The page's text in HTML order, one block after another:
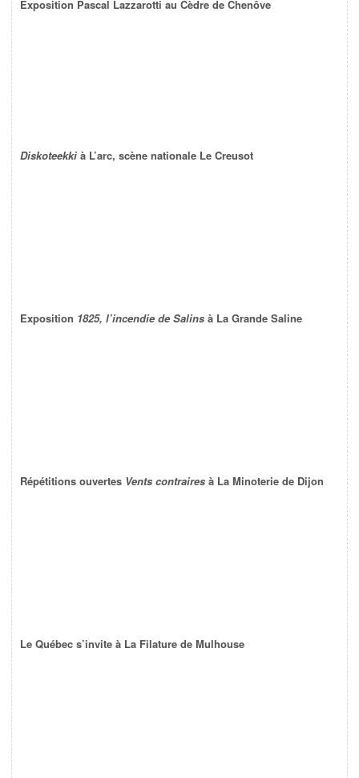
Exposition Pascal Lazzarotti au Cèdre de Chenôve
Diskoteekki à L’arc, scène nationale Le Creusot
Exposition 1825, l’incendie de Salins à La Grande Saline
Répétitions ouvertes Vents contraires à La Minoterie de Dijon
Le Québec s’invite à La Filature de Mulhouse